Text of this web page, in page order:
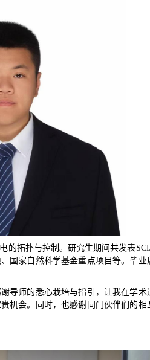
的拓扑与控制。研究生期间共发表
国家自然科学基金重点项目等。毕业
导师的悉心栽培与指引，让我在学术
机会。同时，也感谢同门伙伴们的相